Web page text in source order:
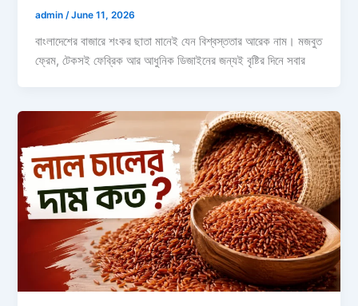
admin /June 11, 2026
বাংলাদেশের বাজারে শংকর ছাতা মানেই যেন বিশ্বস্ততার আরেক নাম। মজবুত
ফ্রেম, টেকসই ফেব্রিক আর আধুনিক ডিজাইনের জন্যই বৃষ্টির দিনে সবার